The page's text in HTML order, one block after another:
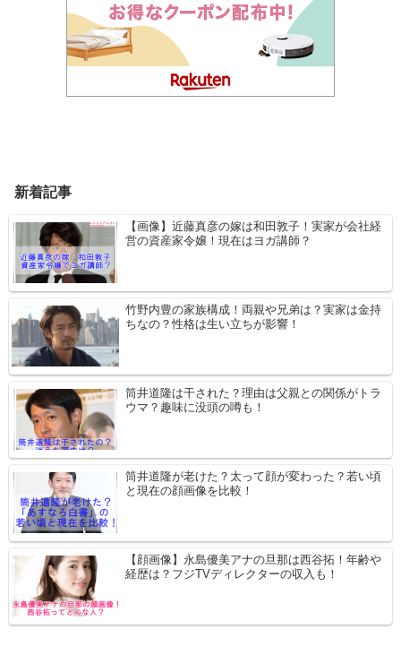
新着記事
【画像】近藤真彦の嫁は和田敦子！実家が会社経
営の資産家令嬢！現在はヨガ講師？
竹野内豊の家族構成！両親や兄弟は？実家は金持
ちなの？性格は生い立ちが影響！
筒井道隆は干された？理由は父親との関係がトラ
ウマ？趣味に没頭の噂も！
筒井道隆が老けた？太って顔が変わった？若い頃
と現在の顔画像を比較！
【顔画像】永島優美アナの旦那は西谷拓！年齢や
経歴は？フジTVディレクターの収入も！